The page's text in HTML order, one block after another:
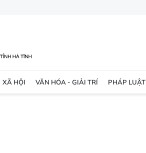
XÃ HỘI VĂN HÓA - GIẢI TRÍ PHÁP LUẬT